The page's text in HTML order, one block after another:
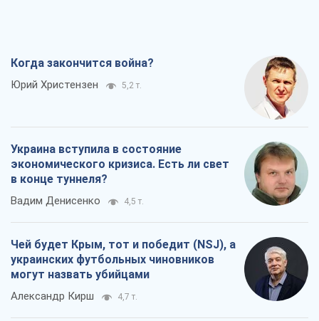
Когда закончится война?
Юрий Христензен 5,2 т.
Украина вступила в состояние
экономического кризиса. Есть ли свет
в конце туннеля?
Вадим Денисенко 4,5 т.
Чей будет Крым, тот и победит (NSJ), а
украинских футбольных чиновников
могут назвать убийцами
Александр Кирш 4,7 т.